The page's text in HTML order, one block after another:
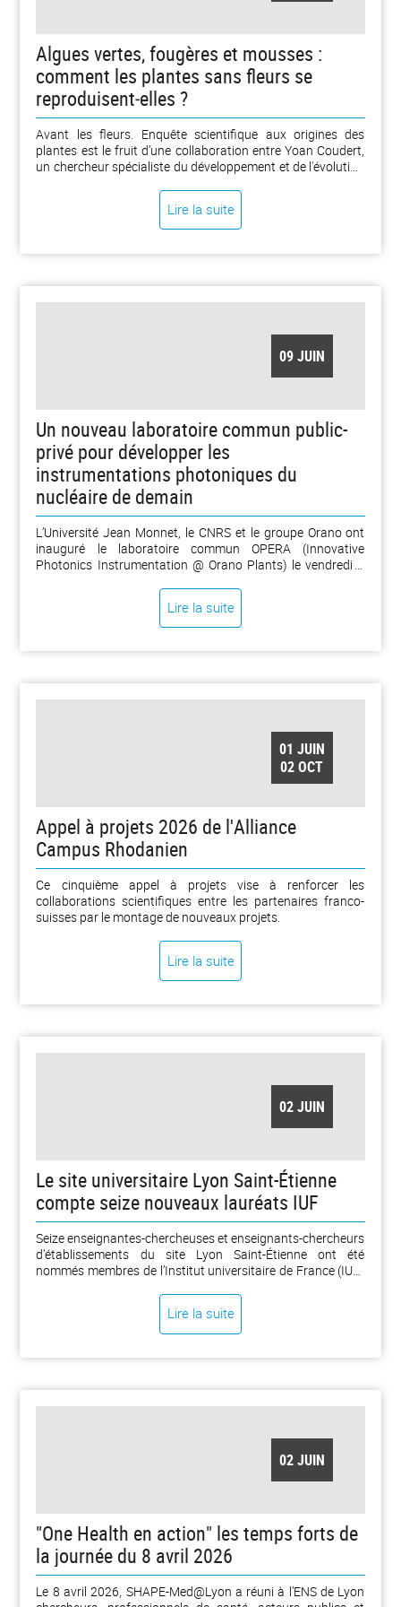
Algues vertes, fougères et mousses :
comment les plantes sans fleurs se
reproduisent‑elles ?
Avant les fleurs. Enquête scientifique aux origines des
plantes est le fruit d’une collaboration entre Yoan Coudert,
un chercheur spécialiste du développement et de l'évolution
Le résultat est un bel ouvrage, paru chez CNRS Éditions, qui
parle de façon pédagogique et agréable d’une partie du
règne végétal que l’on ignore et méconnaît souvent : les
Lire la suite
09 JUIN
Un nouveau laboratoire commun public-
privé pour développer les
instrumentations photoniques du
nucléaire de demain
L’Université Jean Monnet, le CNRS et le groupe Orano ont
inauguré le laboratoire commun OPERA (Innovative
Photonics Instrumentation @ Orano Plants) le vendredi 5
Monnet. Ce laboratoire est destiné à concevoir une nouvelle
génération de technologies de surveillance en temps réel
des installations nucléaires d’Orano. [...]
Lire la suite
01 JUIN
02 OCT
Appel à projets 2026 de l'Alliance
Campus Rhodanien
Ce cinquième appel à projets vise à renforcer les
collaborations scientifiques entre les partenaires franco-
suisses par le montage de nouveaux projets.
Lire la suite
02 JUIN
Le site universitaire Lyon Saint-Étienne
compte seize nouveaux lauréats IUF
Seize enseignantes-chercheuses et enseignants-chercheurs
d'établissements du site Lyon Saint-Étienne ont été
nommés membres de l’Institut universitaire de France (IUF)
Recherche et de l'Espace en date du 23 avril 2026.
Lire la suite
02 JUIN
"One Health en action" les temps forts de
la journée du 8 avril 2026
Le 8 avril 2026, SHAPE-Med@Lyon a réuni à l’ENS de Lyon